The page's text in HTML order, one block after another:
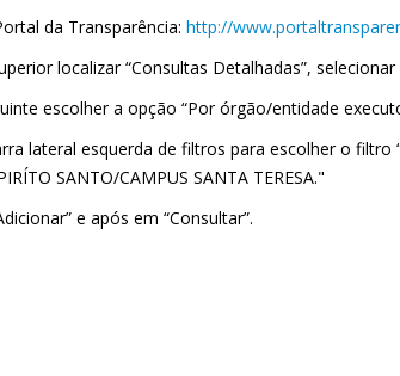
da Transparência: http://
localizar “Consultas Detalhadas”, selecionar
escolher a opção “Por órgão/entidade
lateral esquerda de filtros para escolher o
SANTO/CAMPUS SANTA TERESA."
e após em “Consultar”.